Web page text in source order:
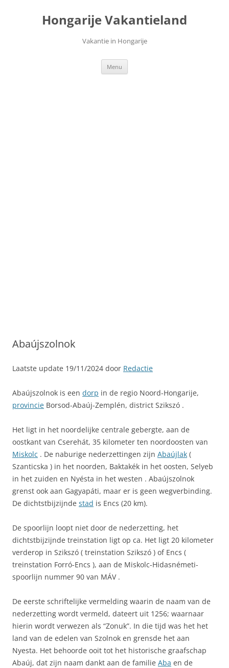
Hongarije Vakantieland
Vakantie in Hongarije
Menu
Abaújszolnok
Laatste update 19/11/2024 door Redactie
Abaújszolnok is een dorp in de regio Noord-Hongarije,
provincie Borsod-Abaúj-Zemplén, district Szikszó .
Het ligt in het noordelijke centrale gebergte, aan de
oostkant van Cserehát, 35 kilometer ten noordoosten van
Miskolc . De naburige nederzettingen zijn Abaújlak (
Szanticska ) in het noorden, Baktakék in het oosten, Selyeb
in het zuiden en Nyésta in het westen . Abaújszolnok
grenst ook aan Gagyapáti, maar er is geen wegverbinding.
De dichtstbijzijnde stad is Encs (20 km).
De spoorlijn loopt niet door de nederzetting, het
dichtstbijzijnde treinstation ligt op ca. Het ligt 20 kilometer
verderop in Szikszó ( treinstation Szikszó ) of Encs (
treinstation Forró-Encs ), aan de Miskolc-Hidasnémeti-
spoorlijn nummer 90 van MÁV .
De eerste schriftelijke vermelding waarin de naam van de
nederzetting wordt vermeld, dateert uit 1256; waarnaar
hierin wordt verwezen als “Zonuk”. In die tijd was het het
land van de edelen van Szolnok en grensde het aan
Nyesta. Het behoorde ooit tot het historische graafschap
Abaúj, dat zijn naam dankt aan de familie Aba en de